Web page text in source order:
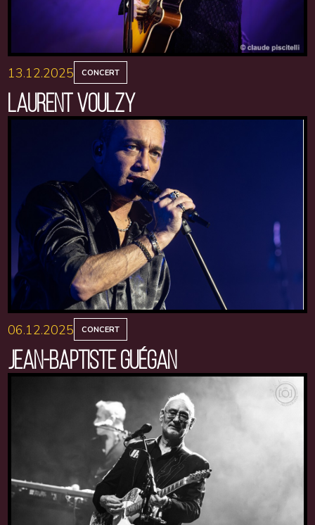
13.12.2025 CONCERT
LAURENT VOULZY
06.12.2025 CONCERT
JEAN-BAPTISTE GUÉGAN